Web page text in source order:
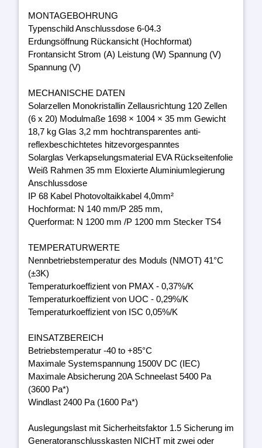
MONTAGEBOHRUNG
Typenschild Anschlussdose 6-04.3
Erdungsöffnung Rückansicht (Hochformat)
Frontansicht Strom (A) Leistung (W) Spannung (V)
Spannung (V)
MECHANISCHE DATEN
Solarzellen Monokristallin Zellausrichtung 120 Zellen
(6 x 20) Modulmaße 1698 × 1004 × 35 mm Gewicht
18,7 kg Glas 3,2 mm hochtransparentes anti-
reflexbeschichtetes hitzevorgespanntes
Solarglas Verkapselungsmaterial EVA Rückseitenfolie
Weiß Rahmen 35 mm Eloxierte Aluminiumlegierung
Anschlussdose
IP 68 Kabel Photovoltaikkabel 4,0mm²
Hochformat: N 140 mm/P 285 mm,
Querformat: N 1200 mm /P 1200 mm Stecker TS4
TEMPERATURWERTE
Nennbetriebstemperatur des Moduls (NMOT) 41°C
(±3K)
Temperaturkoeffizient von PMAX - 0,37%/K
Temperaturkoeffizient von UOC - 0,29%/K
Temperaturkoeffizient von ISC 0,05%/K
EINSATZBEREICH
Betriebstemperatur -40 to +85°C
Maximale Systemspannung 1500V DC (IEC)
Maximale Absicherung 20A Schneelast 5400 Pa
(3600 Pa*)
Windlast 2400 Pa (1600 Pa*)
Auslegungslast mit Sicherheitsfaktor 1.5 Sicherung im
Generatoranschlusskasten NICHT mit zwei oder